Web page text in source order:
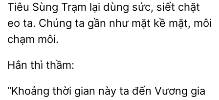
Tiêu
Trạm lại dùng sức, siết chặt
ta. Chúng ta
như mặt kề mặt, môi
chạm môi.
“Khoảng thời gian này ta đến Vương gia